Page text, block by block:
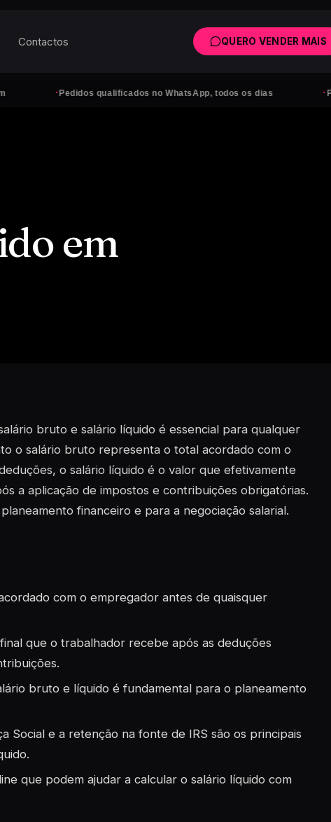
Pedidos qualificados no WhatsApp, todos os dias Para de
Contactos QUERO VENDER MAIS
em
bruto e salário líquido é essencial para qualquer
o salário bruto representa o total acordado com o
o salário líquido é o valor que efetivamente
a aplicação de impostos e contribuições obrigatórias.
financeiro e para a negociação salarial.
com o empregador antes de quaisquer
que o trabalhador recebe após as deduções
bruto e líquido é fundamental para o planeamento
Social e a retenção na fonte de IRS são os principais
que podem ajudar a calcular o salário líquido com